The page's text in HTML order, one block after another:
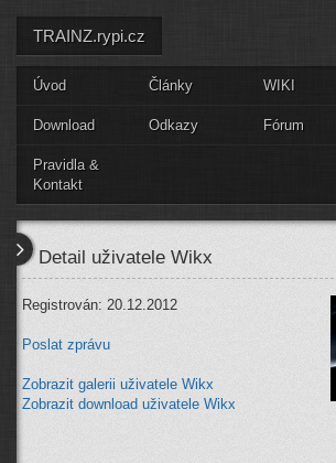
TRAINZ.rypi.cz
Úvod Články WIKI
Download Odkazy Fórum
Pravidla &
Kontakt
Detail uživatele Wikx
Registrován: 20.12.2012
Poslat zprávu
Zobrazit galerii uživatele Wikx
Zobrazit download uživatele Wikx